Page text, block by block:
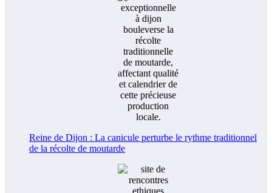
Reine de Dijon : La canicule perturbe le rythme traditionnel
de la récolte de moutarde